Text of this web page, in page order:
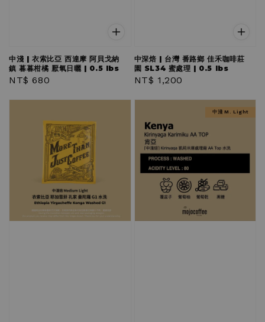
中淺 | 衣索比亞 西達摩 阿貝戈納
鎮 暮暮柑橘 厭氧日曬 | 0.5 lbs
Regular
NT$ 680
中深焙 | 台灣 番路鄉 佳禾咖啡莊
園 SL34 蜜處理 | 0.5 lbs
Regular
NT$ 1,200
中淺 M. Light